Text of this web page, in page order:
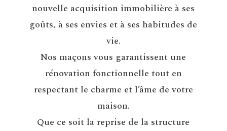
nouvelle acquisition immobilière à ses
goûts, à ses envies et à ses habitudes de
vie.
Nos maçons vous garantissent une
rénovation fonctionnelle tout en
respectant le charme et l’âme de votre
maison.
Que ce soit la reprise de la structure